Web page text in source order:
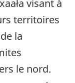
visant à
territoires
la
le nord.